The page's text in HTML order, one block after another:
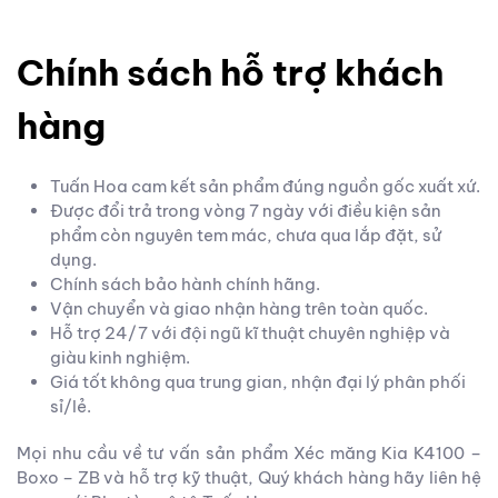
Chính sách hỗ trợ khách
hàng
Tuấn Hoa cam kết sản phẩm đúng nguồn gốc xuất xứ.
Được đổi trả trong vòng 7 ngày với điều kiện sản
phẩm còn nguyên tem mác, chưa qua lắp đặt, sử
dụng.
Chính sách bảo hành chính hãng.
Vận chuyển và giao nhận hàng trên toàn quốc.
Hỗ trợ 24/7 với đội ngũ kĩ thuật chuyên nghiệp và
giàu kinh nghiệm.
Giá tốt không qua trung gian, nhận đại lý phân phối
sỉ/lẻ.
Mọi nhu cầu về tư vấn sản phẩm Xéc măng Kia K4100 –
Boxo – ZB và hỗ trợ kỹ thuật, Quý khách hàng hãy liên hệ